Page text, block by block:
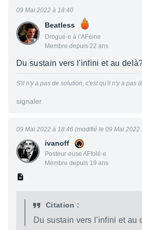
Beatless
Drogué·e à l’AFéine
Membre depuis 22 ans
09 Mai 2022 à 18:40
Du sustain vers l'infini et au
S'il n'y a pas de solution, c'est qu'il n'y a pas
signaler
ivanoff
Posteur·euse AFfolé·e
Membre depuis 19 ans
09 Mai 2022 à 18:46 (modifié le 09 Mai 2022
Citation :
Du sustain vers l'infini et au